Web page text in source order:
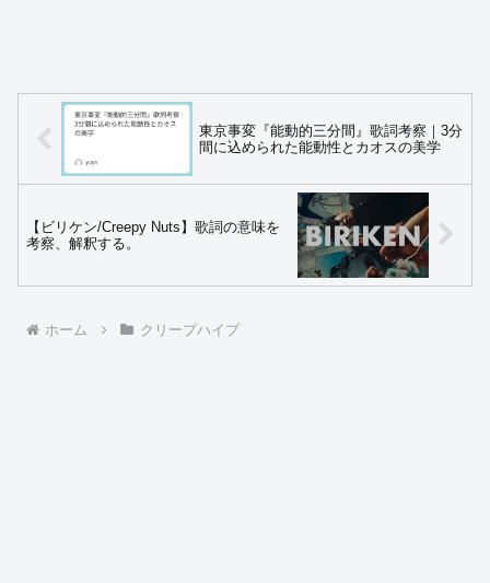
東京事変『能動的三分間』歌詞考察｜3分
間に込められた能動性とカオスの美学
【ビリケン/Creepy Nuts】歌詞の意味を
考察、解釈する。
ホーム クリープハイプ